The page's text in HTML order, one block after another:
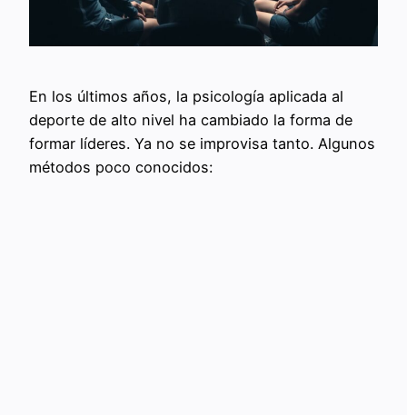
En los últimos años, la psicología aplicada al
deporte de alto nivel ha cambiado la forma de
formar líderes. Ya no se improvisa tanto. Algunos
métodos poco conocidos: